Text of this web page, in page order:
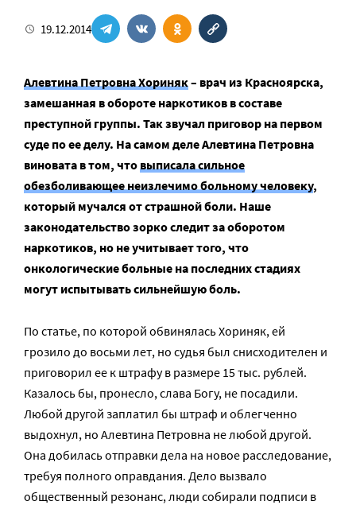
19.12.2014
Алевтина Петровна Хориняк– врач из Красноярска,
замешанная в обороте наркотиков в составе
преступной группы. Так звучал приговор на первом
суде по ее делу. На самом деле Алевтина Петровна
виновата в том, чтовыписала сильное
обезболивающее неизлечимо больному человеку,
который мучался от страшной боли. Наше
законодательство зорко следит за оборотом
наркотиков, но не учитывает того, что
онкологические больные на последних стадиях
могут испытывать сильнейшую боль.
По статье, по которой обвинялась Хориняк, ей
грозило до восьми лет, но судья был снисходителен и
приговорил ее к штрафу в размере 15 тыс. рублей.
Казалось бы, пронесло, слава Богу, не посадили.
Любой другой заплатил бы штраф и облегченно
выдохнул, но Алевтина Петровна не любой другой.
Она добилась отправки дела на новое расследование,
требуя полного оправдания. Дело вызвало
общественный резонанс, люди собирали подписи в